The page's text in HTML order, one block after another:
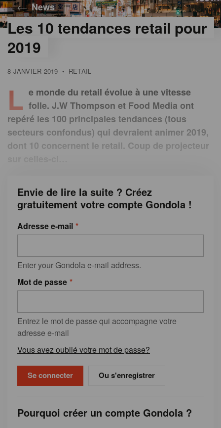
News
Les 10 tendances retail pour
2019
8 JANVIER 2019 • RETAIL
L e monde du retail évolue à une vitesse
folle. J.W Thompson et Food Media ont
repéré les 100 principales tendances (tous
secteurs confondus) qui devraient animer 2019,
dont 10 concernent le retail. Coup de projecteur
Envie de lire la suite ? Créez
gratuitement votre compte Gondola !
Adresse e-mail
Enter your Gondola e-mail address.
Mot de passe
Entrez le mot de passe qui accompagne votre
adresse e-mail
Vous avez oublié votre mot de passe?
Ou s'enregistrer
Pourquoi créer un compte Gondola ?